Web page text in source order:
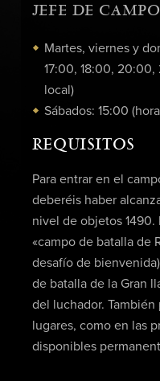
JEFE DE CAMPO
Martes, viernes y
17:00, 18:00,
local)
Sábados: 15:00
REQUISITOS
Para entrar en el
deberéis haber
nivel de objetos
«campo de batalla de
desafío de
de batalla de la Gran
del luchador.
lugares, como en las
disponibles